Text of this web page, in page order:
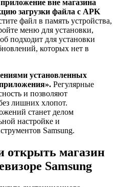
вне магазина
загрузки файла с APK
файл в память устройства,
меню для установки,
подходит для установки
которых нет в
установленных
Регулярные
и позволяют
лишних хлопот.
станет делом
настройке и
Samsung.
открыть магазин
Samsung